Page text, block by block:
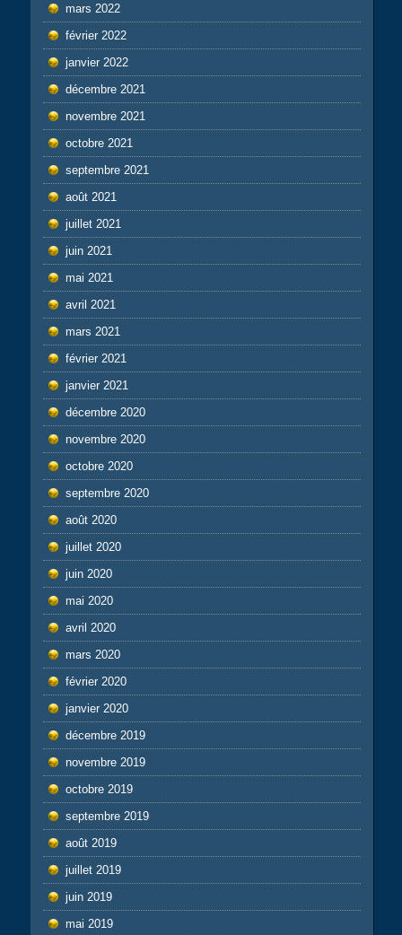
mars 2022
février 2022
janvier 2022
décembre 2021
novembre 2021
octobre 2021
septembre 2021
août 2021
juillet 2021
juin 2021
mai 2021
avril 2021
mars 2021
février 2021
janvier 2021
décembre 2020
novembre 2020
octobre 2020
septembre 2020
août 2020
juillet 2020
juin 2020
mai 2020
avril 2020
mars 2020
février 2020
janvier 2020
décembre 2019
novembre 2019
octobre 2019
septembre 2019
août 2019
juillet 2019
juin 2019
mai 2019